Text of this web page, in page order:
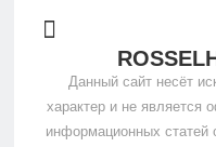
Данный сайт несёт
характер и не является
информационных статей